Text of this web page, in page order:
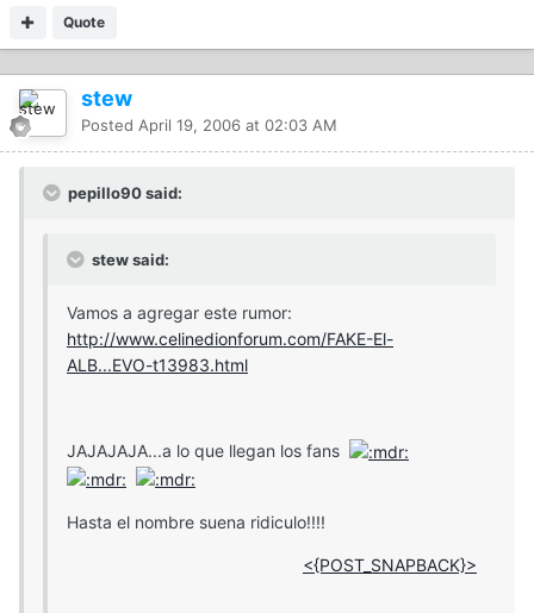
Quote
stew
Posted April 19, 2006 at 02:03 AM
pepillo90 said:
stew said:
Vamos a agregar este rumor:
http://www.celinedionforum.com/FAKE-El-
ALB...EVO-t13983.html
JAJAJAJA...a lo que llegan los fans
Hasta el nombre suena ridiculo!!!!
<{POST_SNAPBACK}>